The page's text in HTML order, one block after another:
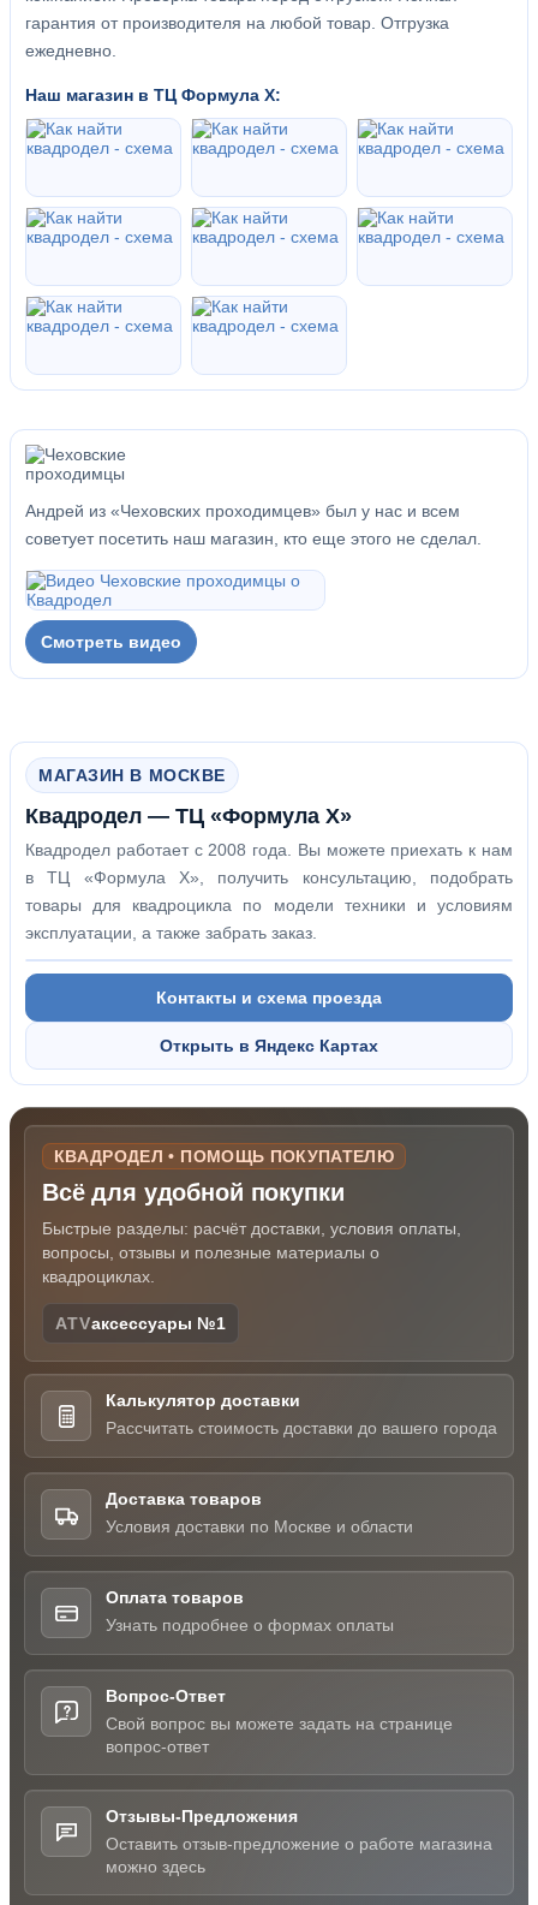
гарантия от производителя на любой товар. Отгрузка
ежедневно.
Наш магазин в ТЦ Формула Х:
Андрей из «Чеховских проходимцев» был у нас и всем
советует посетить наш магазин, кто еще этого не сделал.
Смотреть видео
МАГАЗИН В МОСКВЕ
Квадродел — ТЦ «Формула Х»
Квадродел работает с 2008 года. Вы можете приехать к нам
в ТЦ «Формула Х», получить консультацию, подобрать
товары для квадроцикла по модели техники и условиям
эксплуатации, а также забрать заказ.
Контакты и схема проезда
Открыть в Яндекс Картах
КВАДРОДЕЛ • ПОМОЩЬ ПОКУПАТЕЛЮ
Всё для удобной покупки
Быстрые разделы: расчёт доставки, условия оплаты,
вопросы, отзывы и полезные материалы о
квадроциклах.
ATVаксессуары №1
Калькулятор доставки
Рассчитать стоимость доставки до вашего города
Доставка товаров
Условия доставки по Москве и области
Оплата товаров
Узнать подробнее о формах оплаты
Вопрос-Ответ
Свой вопрос вы можете задать на странице
вопрос-ответ
Отзывы-Предложения
Оставить отзыв-предложение о работе магазина
можно здесь